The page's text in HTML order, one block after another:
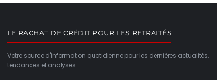
LE RACHAT DE CRÉDIT POUR LES RETRAITÉS
Votre source d'information quotidienne pour les dernières actualités,
tendances et analyses.